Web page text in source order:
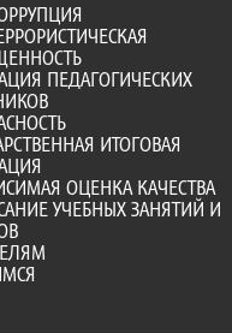
ПЕДАГОГИЧЕСКИХ
ИТОГОВАЯ
ОЦЕНКА КАЧЕСТВА
УЧЕБНЫХ ЗАНЯТИЙ И